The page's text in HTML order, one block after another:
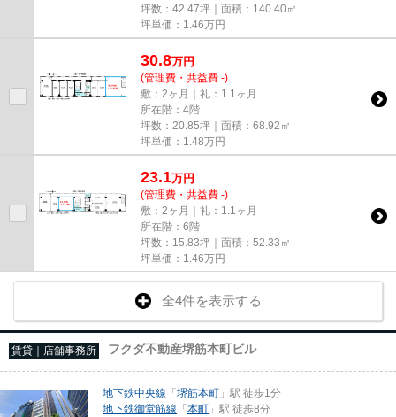
坪数：42.47坪｜面積：140.40㎡
坪単価： 1.46万円
30.8万円
(管理費・共益費 -)
敷：2ヶ月｜礼：1.1ヶ月
所在階：4階
坪数：20.85坪｜面積：68.92㎡
坪単価： 1.48万円
23.1万円
(管理費・共益費 -)
敷：2ヶ月｜礼：1.1ヶ月
所在階：6階
坪数：15.83坪｜面積：52.33㎡
坪単価： 1.46万円
全4件を表示する
賃貸｜店舗事務所 フクダ不動産堺筋本町ビル
地下鉄中央線 「堺筋本町 」駅 徒歩1分
地下鉄御堂筋線 「本町 」駅 徒歩8分